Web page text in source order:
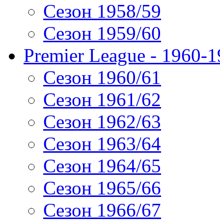
Сезон 1958/59
Сезон 1959/60
Premier League - 1960-
Сезон 1960/61
Сезон 1961/62
Сезон 1962/63
Сезон 1963/64
Сезон 1964/65
Сезон 1965/66
Сезон 1966/67